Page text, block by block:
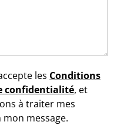
les Conditions
confidentialité, et
à traiter mes
message.